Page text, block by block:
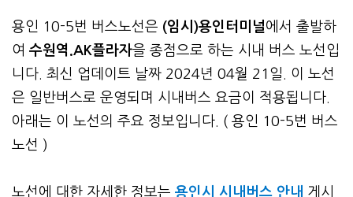
용인 10-5번 버스노선은 (임시)용인터미널에서 출발하
여 수원역.AK플라자을 종점으로 하는 시내 버스 노선입
니다. 최신 업데이트 날짜 2024년 04월 21일. 이 노선
은 일반버스로 운영되며 시내버스 요금이 적용됩니다.
아래는 이 노선의 주요 정보입니다. ( 용인 10-5번 버스
노선 )
노선에 대한 자세한 정보는 용인시 시내버스 안내 게시